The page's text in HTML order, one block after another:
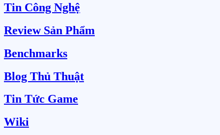
Tin Công Nghệ
Review Sản Phẩm
Benchmarks
Blog Thủ Thuật
Tin Tức Game
Wiki